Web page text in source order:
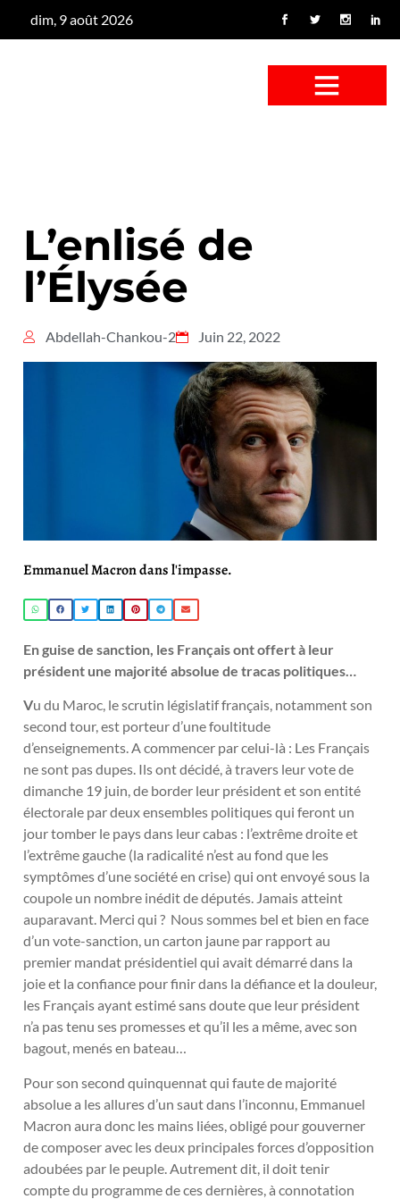
dim, 9 août 2026
L’enlisé de
l’Élysée
Abdellah-Chankou-2 Juin 22, 2022
Emmanuel Macron dans l'impasse.
En guise de sanction, les Français ont offert à leur
président une majorité absolue de tracas politiques…
Vu du Maroc, le scrutin législatif français, notamment son
second tour, est porteur d’une foultitude
d’enseignements. A commencer par celui-là : Les Français
ne sont pas dupes. Ils ont décidé, à travers leur vote de
dimanche 19 juin, de border leur président et son entité
électorale par deux ensembles politiques qui feront un
jour tomber le pays dans leur cabas : l’extrême droite et
l’extrême gauche (la radicalité n’est au fond que les
symptômes d’une société en crise) qui ont envoyé sous la
coupole un nombre inédit de députés. Jamais atteint
auparavant. Merci qui ? Nous sommes bel et bien en face
d’un vote-sanction, un carton jaune par rapport au
premier mandat présidentiel qui avait démarré dans la
joie et la confiance pour finir dans la défiance et la douleur,
les Français ayant estimé sans doute que leur président
n’a pas tenu ses promesses et qu’il les a même, avec son
bagout, menés en bateau…
Pour son second quinquennat qui faute de majorité
absolue a les allures d’un saut dans l’inconnu, Emmanuel
Macron aura donc les mains liées, obligé pour gouverner
de composer avec les deux principales forces d’opposition
adoubées par le peuple. Autrement dit, il doit tenir
compte du programme de ces dernières, à connotation